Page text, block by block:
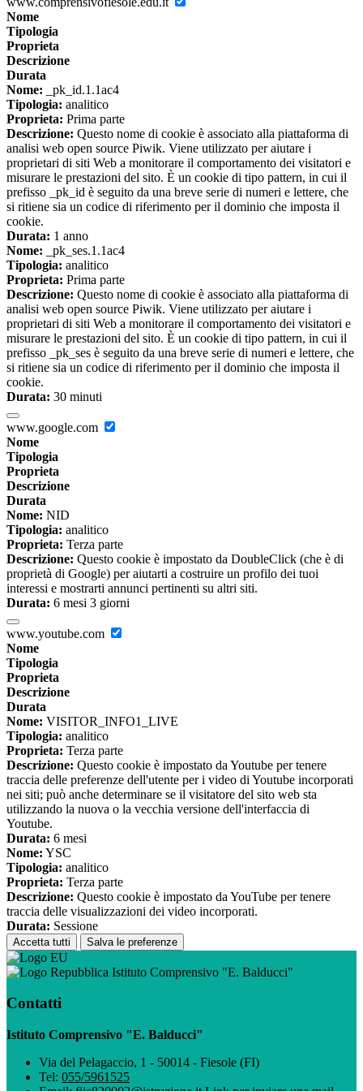
Nome
Tipologia
Proprieta
Descrizione
Durata
Nome: _pk_id.1.1ac4
Tipologia: analitico
Proprieta: Prima parte
Descrizione: Questo nome di cookie è associato alla piattaforma di
analisi web open source Piwik. Viene utilizzato per aiutare i
proprietari di siti Web a monitorare il comportamento dei visitatori e
misurare le prestazioni del sito. È un cookie di tipo pattern, in cui il
prefisso _pk_id è seguito da una breve serie di numeri e lettere, che
si ritiene sia un codice di riferimento per il dominio che imposta il
cookie.
Durata: 1 anno
Nome: _pk_ses.1.1ac4
Tipologia: analitico
Proprieta: Prima parte
Descrizione: Questo nome di cookie è associato alla piattaforma di
analisi web open source Piwik. Viene utilizzato per aiutare i
proprietari di siti Web a monitorare il comportamento dei visitatori e
misurare le prestazioni del sito. È un cookie di tipo pattern, in cui il
prefisso _pk_ses è seguito da una breve serie di numeri e lettere, che
si ritiene sia un codice di riferimento per il dominio che imposta il
cookie.
Durata: 30 minuti
www.google.com
Nome
Tipologia
Proprieta
Descrizione
Durata
Nome: NID
Tipologia: analitico
Proprieta: Terza parte
Descrizione: Questo cookie è impostato da DoubleClick (che è di
proprietà di Google) per aiutarti a costruire un profilo dei tuoi
interessi e mostrarti annunci pertinenti su altri siti.
Durata: 6 mesi 3 giorni
www.youtube.com
Nome
Tipologia
Proprieta
Descrizione
Durata
Nome: VISITOR_INFO1_LIVE
Tipologia: analitico
Proprieta: Terza parte
Descrizione: Questo cookie è impostato da Youtube per tenere
traccia delle preferenze dell'utente per i video di Youtube incorporati
nei siti; può anche determinare se il visitatore del sito web sta
utilizzando la nuova o la vecchia versione dell'interfaccia di
Youtube.
Durata: 6 mesi
Nome: YSC
Tipologia: analitico
Proprieta: Terza parte
Descrizione: Questo cookie è impostato da YouTube per tenere
traccia delle visualizzazioni dei video incorporati.
Durata: Sessione
Accetta tutti Salva le preferenze
Istituto Comprensivo "E. Balducci"
Contatti
Istituto Comprensivo "E. Balducci"
Via del Pelagaccio, 1 - 50014 - Fiesole (FI)
Tel: 055/5961525